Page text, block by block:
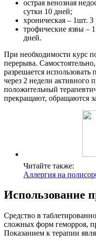
острая венозная
сутки 10 дней;
хроническая – 1шт. 3
трофические язвы –
дней.
При необходимости курс
перерыва.
разрешается использовать
через 2 недели активного
положительный
прекращают, обращаются
Читайте также:
Аллергия на
Использование
Средство в
сложных форм геморроя,
Показанием к терапии